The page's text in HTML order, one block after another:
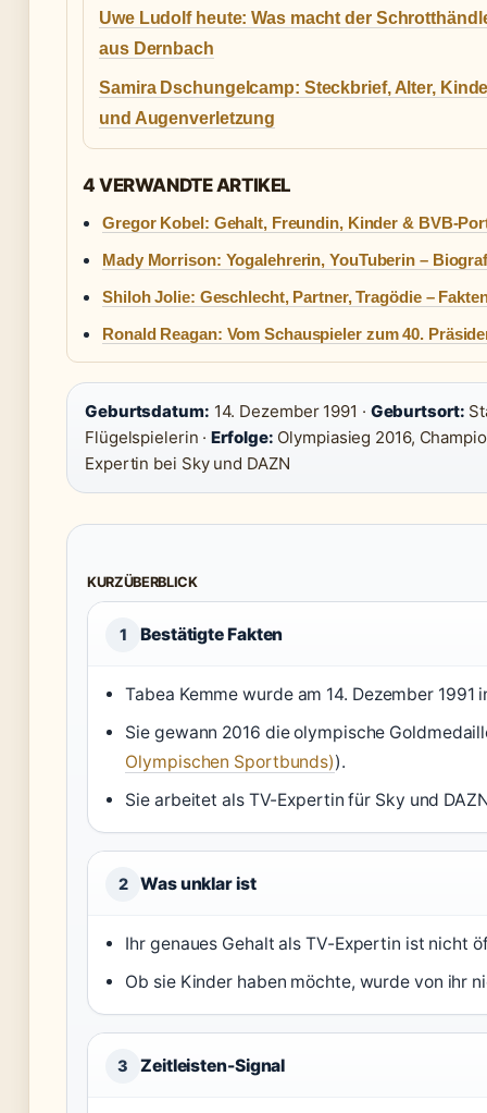
Uwe Ludolf heute: Was macht der
aus Dernbach
Samira Dschungelcamp: Steckbrief, Alter,
und Augenverletzung
4 VERWANDTE ARTIKEL
Gregor Kobel: Gehalt, Freundin, Kinder & BVB-
Mady Morrison: Yogalehrerin, YouTuberin –
Shiloh Jolie: Geschlecht, Partner, Tragödie –
Ronald Reagan: Vom Schauspieler zum 40.
Geburtsdatum: 14. Dezember 1991 · Geburtsort:
Flügelspielerin ·Erfolge: Olympiasieg 2016,
Expertin bei Sky und DAZN
KURZÜBERBLICK
1 Bestätigte Fakten
Tabea Kemme wurde am 14. Dezember 1991
Sie gewann 2016 die olympische
Olympischen Sportbunds)).
Sie arbeitet als TV-Expertin für Sky und
2 Was unklar ist
Ihr genaues Gehalt als TV-Expertin ist nicht
Ob sie Kinder haben möchte, wurde von ihr
3 Zeitleisten-Signal